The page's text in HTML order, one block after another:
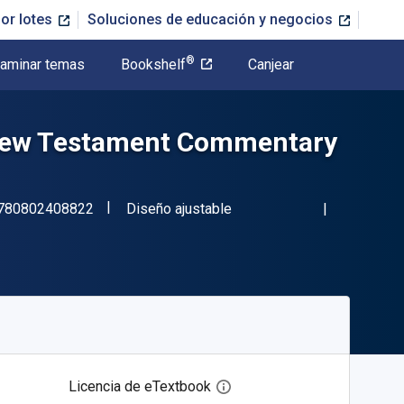
lotes Soluciones de educación y negocios
temas Bookshelf® Canjear
Testament Commentary
"ISBN-13 9780802408822"
Formato
Diseño ajustable
Licencia de eTextbook Abre el cuadro de diálogo